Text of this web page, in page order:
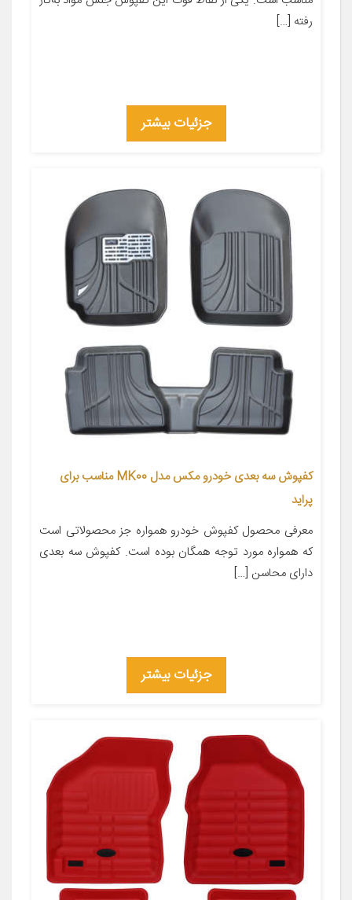
رفته […]
جزئیات بیشتر
کفپوش سه بعدی خودرو مکس مدل MK00 مناسب برای
پراید
معرفی محصول کفپوش خودرو همواره جز محصولاتی است
که همواره مورد توجه همگان بوده است. کفپوش سه بعدی
دارای محاسن […]
جزئیات بیشتر